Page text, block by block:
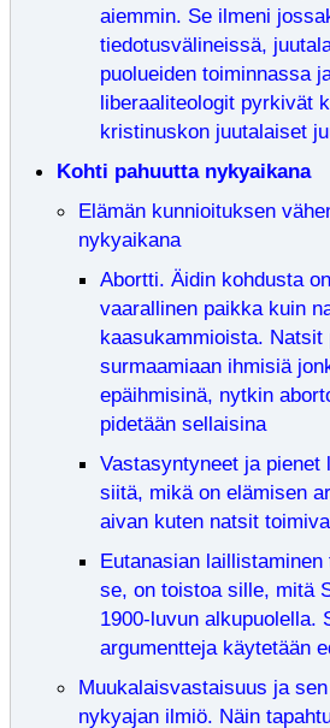
aiemmin. Se ilmeni
tiedotusvälineissä,
puolueiden toiminnassa
liberaaliteologit pyrkivät
kristinuskon juutalaiset
Kohti pahuutta nykyaikana
Elämän kunnioituksen
nykyaikana
Abortti. Äidin kohdusta
vaarallinen paikka kuin
kaasukammioista. Natsit
surmaamiaan ihmisiä
epäihmisinä, nytkin
pidetään sellaisina
Vastasyntyneet ja pienet
siitä, mikä on elämisen
aivan kuten natsit
Eutanasian
se, on toistoa sille, mitä
1900-luvun alkupuolella.
argumentteja käytetään
Muukalaisvastaisuus ja
nykyajan ilmiö. Näin